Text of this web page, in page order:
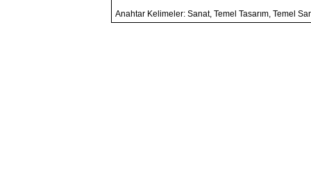
Anahtar Kelimeler: Sanat, Temel Tasarım, Temel